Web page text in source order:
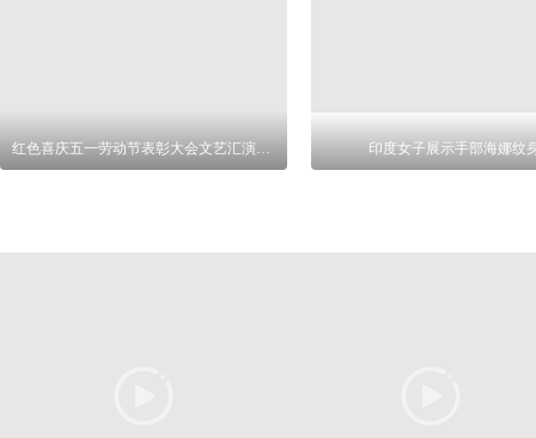
红色喜庆五一劳动节表彰大会文艺汇演展板 印度女子展示手部海娜纹